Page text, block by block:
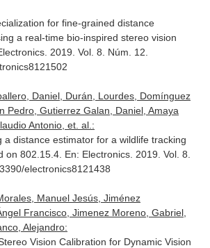
for fine-grained distance
a real-time bio-inspired stereo vision
. 2019. Vol. 8. Núm. 12.
Daniel, Durán, Lourdes, Domínguez
Pedro, Gutierrez Galan, Daniel, Amaya
Antonio, et. al.:
a distance estimator for a wildlife tracking
on 802.15.4. En: Electronics. 2019. Vol. 8.
electronics8121438
Manuel Jesús, Jiménez
Francisco, Jimenez Moreno, Gabriel,
Alejandro:
Vision Calibration for Dynamic Vision